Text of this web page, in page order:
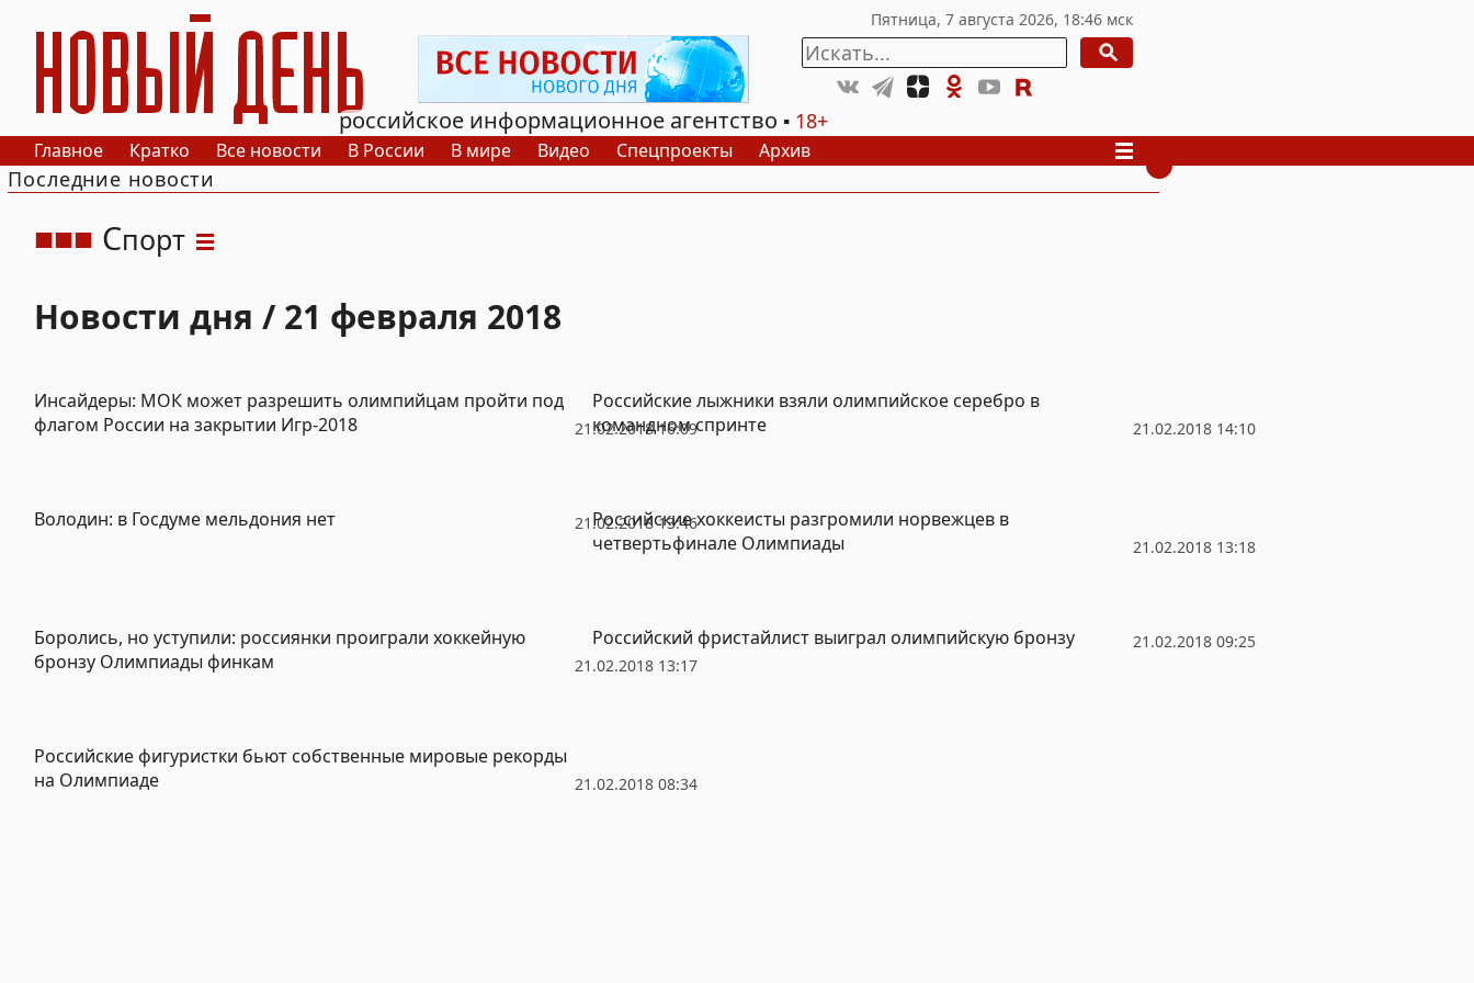
РИА Новый День
российское информационное агентство
18+
Главное Кратко Все новости В России В мире Видео Спецпроекты Архив
Последние новости
Спорт
Новости дня / 21 февраля 2018
21.02.2018 16:09
Инсайдеры: МОК может разрешить олимпийцам пройти под
флагом России на закрытии Игр-2018
21.02.2018 14:10
Российские лыжники взяли олимпийское серебро в
командном спринте
21.02.2018 13:46
Володин: в Госдуме мельдония нет
21.02.2018 13:18
Российские хоккеисты разгромили норвежцев в
четвертьфинале Олимпиады
21.02.2018 13:17
Боролись, но уступили: россиянки проиграли хоккейную
бронзу Олимпиады финкам
21.02.2018 09:25
Российский фристайлист выиграл олимпийскую бронзу
21.02.2018 08:34
Российские фигуристки бьют собственные мировые рекорды
на Олимпиаде